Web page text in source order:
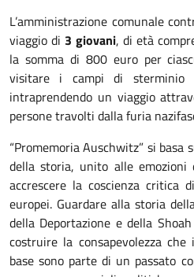
L’amministrazione comunale
viaggio di 3 giovani, di età
la somma di 800 euro per
visitare i campi di sterminio
intraprendendo un viaggio
persone travolti dalla furia
“Promemoria Auschwitz” si basa
della storia, unito alle emozioni
accrescere la coscienza
europei. Guardare alla storia
della Deportazione e della
costruire la consapevolezza
base sono parte di un passato